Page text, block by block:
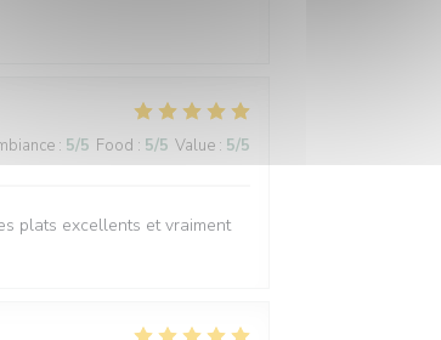
: 5/5 Food : 5/5 Value : 5/5
plats excellents et vraiment